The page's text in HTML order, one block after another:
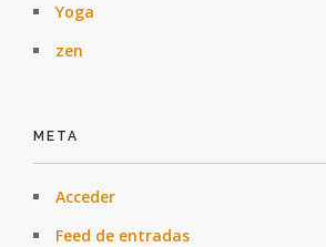
Yoga
zen
META
Acceder
Feed de entradas